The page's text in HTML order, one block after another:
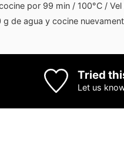
por 99 min / 100°C / Vel
g de agua y cocine
Tried
Let us